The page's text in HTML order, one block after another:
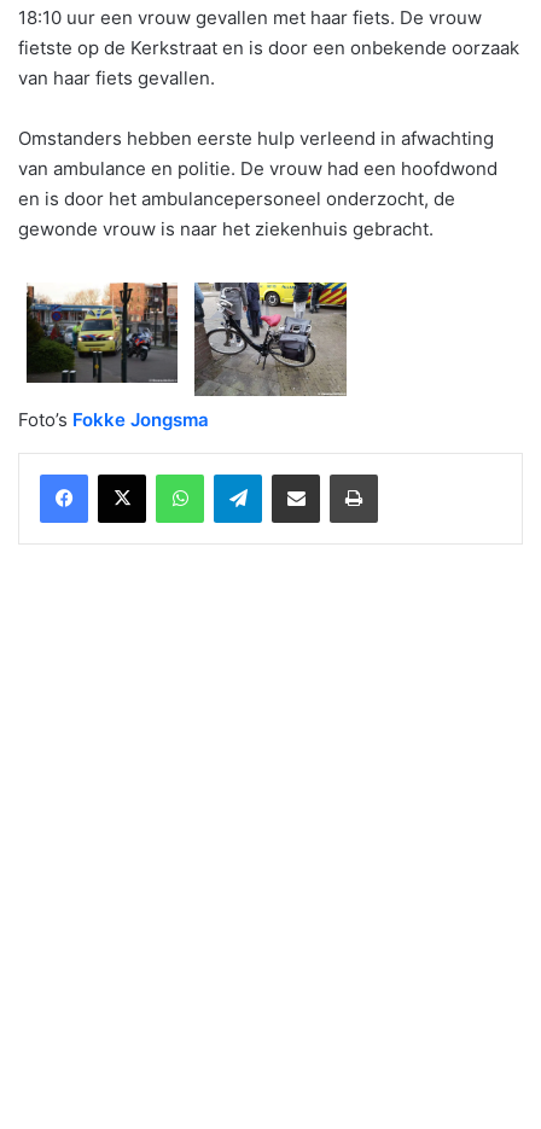
18:10 uur een vrouw gevallen met haar fiets. De vrouw
fietste op de Kerkstraat en is door een onbekende oorzaak
van haar fiets gevallen.
Omstanders hebben eerste hulp verleend in afwachting
van ambulance en politie. De vrouw had een hoofdwond
en is door het ambulancepersoneel onderzocht, de
gewonde vrouw is naar het ziekenhuis gebracht.
Foto’s Fokke Jongsma
WhatsAppTelegramDelen via Email Print